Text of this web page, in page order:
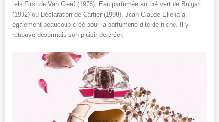
tels First de Van Cleef (1976), Eau parfumée au thé vert de Bulgari
(1992) ou Déclaration de Cartier (1998), Jean-Claude Ellena a
également beaucoup créé pour la parfumerie dite de niche. Il y
retrouve désormais son plaisir de créer.